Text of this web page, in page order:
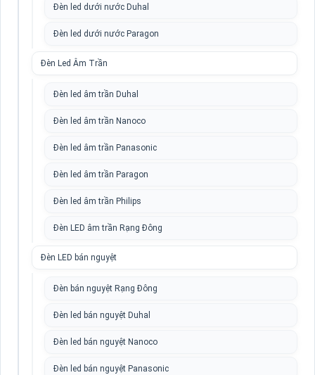
Đèn led dưới nước Duhal
Đèn led dưới nước Paragon
Đèn Led Âm Trần
Đèn led âm trần Duhal
Đèn led âm trần Nanoco
Đèn led âm trần Panasonic
Đèn led âm trần Paragon
Đèn led âm trần Philips
Đèn LED âm trần Rạng Đông
Đèn LED bán nguyệt
Đèn bán nguyệt Rạng Đông
Đèn led bán nguyệt Duhal
Đèn led bán nguyệt Nanoco
Đèn led bán nguyệt Panasonic